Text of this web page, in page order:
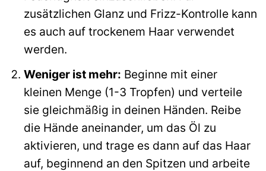
zusätzlichen Glanz und Frizz-Kontrolle kann
es auch auf trockenem Haar verwendet
werden.
Weniger ist mehr: Beginne mit einer
kleinen Menge (1-3 Tropfen) und verteile
sie gleichmäßig in deinen Händen. Reibe
die Hände aneinander, um das Öl zu
aktivieren, und trage es dann auf das Haar
auf, beginnend an den Spitzen und arbeite